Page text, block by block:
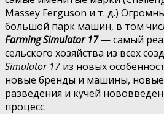
Massey Ferguson и т. д.)
большой парк машин, в том
Farming Simulator 17 — самый
сельского хозяйства из всех
Simulator 17 из новых
новые бренды и машины,
разведения и кучей
процесс.